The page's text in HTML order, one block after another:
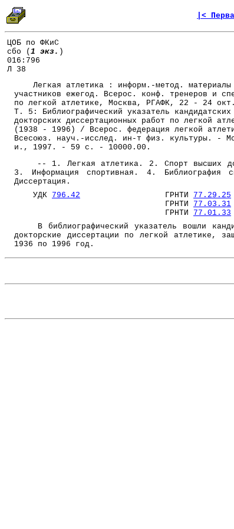
|<
ЦОБ по ФКиС
сбо ( 1 экз. )
016:796
Л 38
Легкая атлетика : информ.-метод. материалы
участников ежегод. Всерос. конф. тренеров и
по легкой атлетике, Москва, РГАФК, 22 - 24
Т. 5: Библиографический указатель кандидатских
докторских диссертационных работ по легкой
(1938 - 1996) / Всерос. федерация легкой
Всесоюз. науч.-исслед. ин-т физ. культуры. -
и., 1997. - 59 с. - 10000.00.
-- 1. Легкая атлетика. 2. Спорт высших
3. Информация спортивная. 4. Библиография
Диссертация.
УДК 796.42 ГРНТИ 77.29.25
ГРНТИ 77.03.31
ГРНТИ 77.01.33
В библиографический указатель вошли
докторские диссертации по легкой атлетике,
1936 по 1996 год.